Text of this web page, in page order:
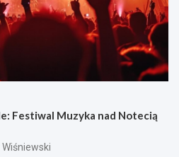
Festiwal Muzyka nad Notecią